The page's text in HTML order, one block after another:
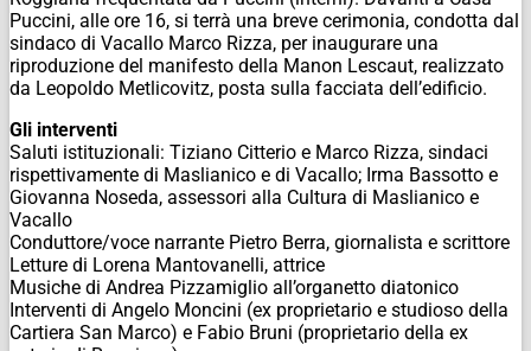
Puccini, alle ore 16, si terrà una breve cerimonia, condotta dal
sindaco di Vacallo Marco Rizza, per inaugurare una
riproduzione del manifesto della Manon Lescaut, realizzato
da Leopoldo Metlicovitz, posta sulla facciata dell’edificio.
Gli interventi
Saluti istituzionali: Tiziano Citterio e Marco Rizza, sindaci
rispettivamente di Maslianico e di Vacallo; Irma Bassotto e
Giovanna Noseda, assessori alla Cultura di Maslianico e
Vacallo
Conduttore/voce narrante Pietro Berra, giornalista e scrittore
Letture di Lorena Mantovanelli, attrice
Musiche di Andrea Pizzamiglio all’organetto diatonico
Interventi di Angelo Moncini (ex proprietario e studioso della
Cartiera San Marco) e Fabio Bruni (proprietario della ex